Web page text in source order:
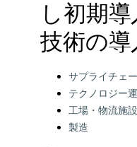
し初期
技術の
Categories:サプライチェ
テクノロジー
工場・物流施設
製造